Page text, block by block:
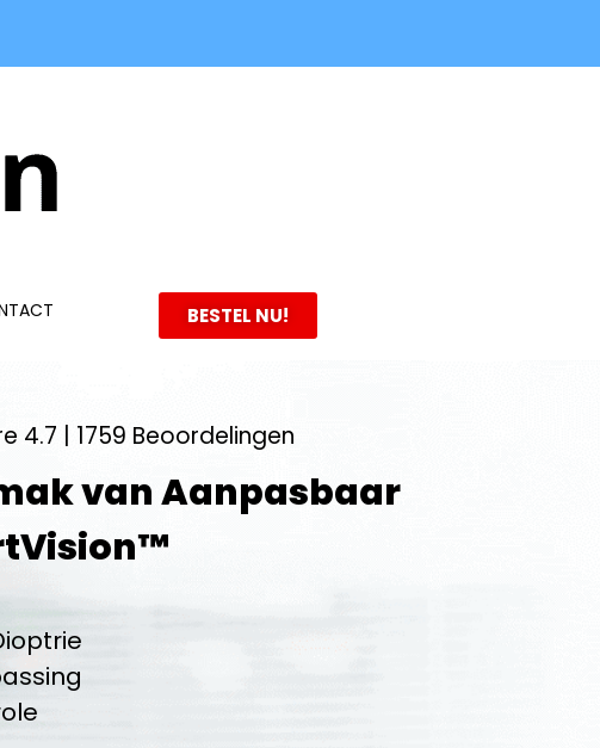
ACT BESTEL NU!
4.7 | 1759 Beoordelingen
van Aanpasbaar